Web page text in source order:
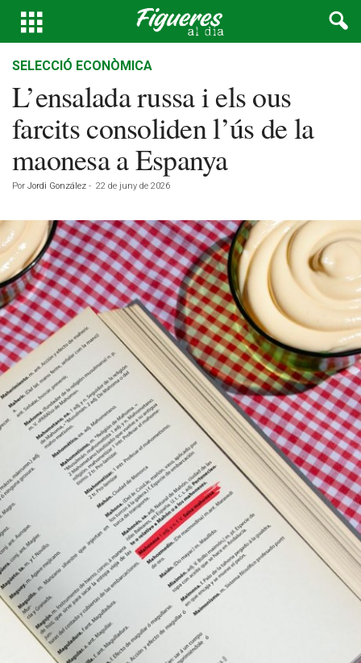
SELECCIÓ ECONÒMICA
L’ensalada russa i els ous
farcits consoliden l’ús de la
maonesa a Espanya
Por Jordi González - 22 de juny de 2026